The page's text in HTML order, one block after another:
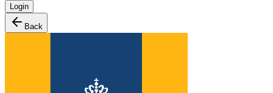
Login
Back